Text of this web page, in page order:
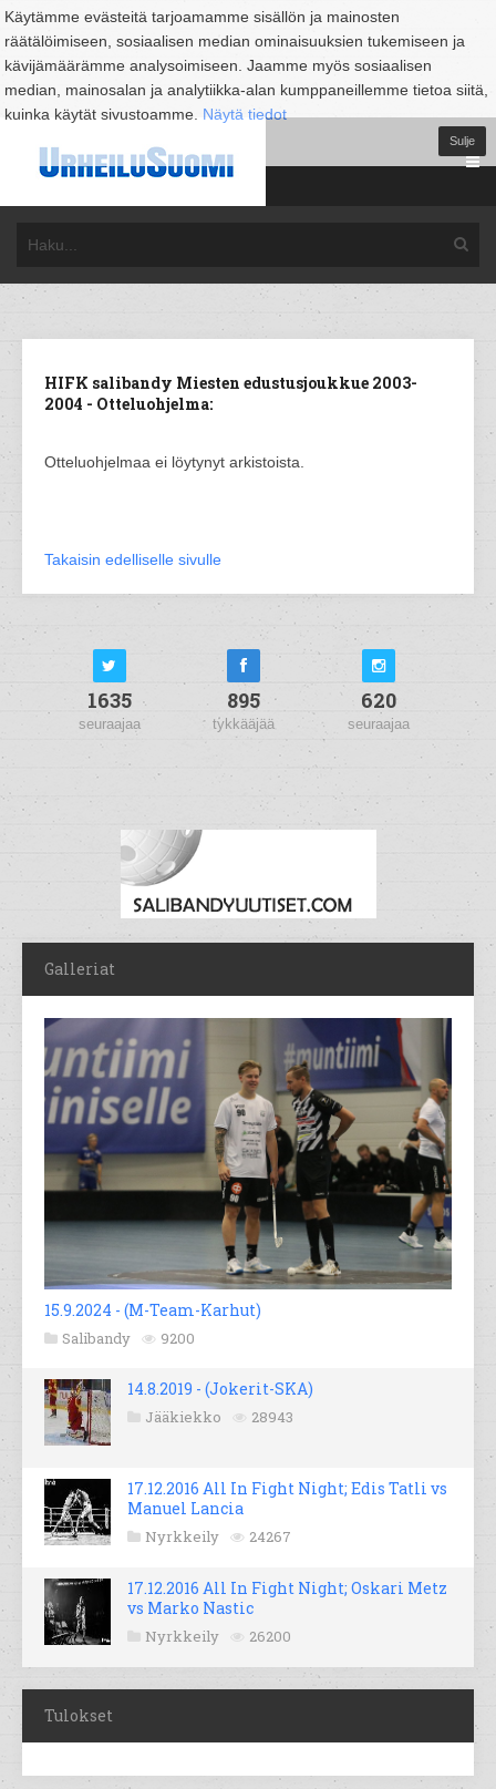
Käytämme evästeitä tarjoamamme sisällön ja mainosten
räätälöimiseen, sosiaalisen median ominaisuuksien tukemiseen ja
kävijämäärämme analysoimiseen. Jaamme myös sosiaalisen
median, mainosalan ja analytiikka-alan kumppaneillemme tietoa siitä,
kuinka käytät sivustoamme. Näytä tiedot
Sulje
HIFK salibandy Miesten edustusjoukkue 2003-
2004 - Otteluohjelma:
Otteluohjelmaa ei löytynyt arkistoista.
Takaisin edelliselle sivulle
1635
seuraajaa
895
tykkääjää
620
seuraajaa
Galleriat
15.9.2024 - (M-Team-Karhut)
Salibandy 9200
14.8.2019 - (Jokerit-SKA)
Jääkiekko 28943
17.12.2016 All In Fight Night; Edis Tatli vs
Manuel Lancia
Nyrkkeily 24267
17.12.2016 All In Fight Night; Oskari Metz
vs Marko Nastic
Nyrkkeily 26200
Tulokset